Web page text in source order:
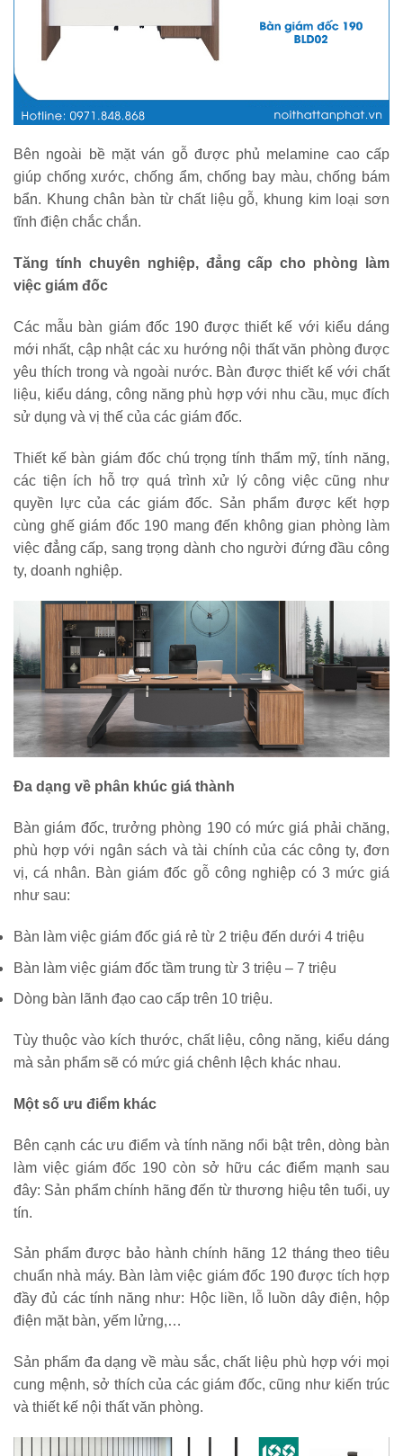
Bên ngoài bề mặt ván gỗ được phủ melamine cao cấp
giúp chống xước, chống ẩm, chống bay màu, chống bám
bẩn. Khung chân bàn từ chất liệu gỗ, khung kim loại sơn
tĩnh điện chắc chắn.
Tăng tính chuyên nghiệp, đẳng cấp cho phòng làm
việc giám đốc
Các mẫu bàn giám đốc 190 được thiết kế với kiểu dáng
mới nhất, cập nhật các xu hướng nội thất văn phòng được
yêu thích trong và ngoài nước. Bàn được thiết kế với chất
liệu, kiểu dáng, công năng phù hợp với nhu cầu, mục đích
sử dụng và vị thế của các giám đốc.
Thiết kế bàn giám đốc chú trọng tính thẩm mỹ, tính năng,
các tiện ích hỗ trợ quá trình xử lý công việc cũng như
quyền lực của các giám đốc. Sản phẩm được kết hợp
cùng ghế giám đốc 190 mang đến không gian phòng làm
việc đẳng cấp, sang trọng dành cho người đứng đầu công
ty, doanh nghiệp.
Đa dạng về phân khúc giá thành
Bàn giám đốc, trưởng phòng 190 có mức giá phải chăng,
phù hợp với ngân sách và tài chính của các công ty, đơn
vị, cá nhân. Bàn giám đốc gỗ công nghiệp có 3 mức giá
như sau:
Bàn làm việc giám đốc giá rẻ từ 2 triệu đến dưới 4 triệu
Bàn làm việc giám đốc tầm trung từ 3 triệu – 7 triệu
Dòng bàn lãnh đạo cao cấp trên 10 triệu.
Tùy thuộc vào kích thước, chất liệu, công năng, kiểu dáng
mà sản phẩm sẽ có mức giá chênh lệch khác nhau.
Một số ưu điểm khác
Bên cạnh các ưu điểm và tính năng nổi bật trên, dòng bàn
làm việc giám đốc 190 còn sở hữu các điểm mạnh sau
đây: Sản phẩm chính hãng đến từ thương hiệu tên tuổi, uy
tín.
Sản phẩm được bảo hành chính hãng 12 tháng theo tiêu
chuẩn nhà máy. Bàn làm việc giám đốc 190 được tích hợp
đầy đủ các tính năng như: Hộc liền, lỗ luồn dây điện, hộp
điện mặt bàn, yếm lửng,…
Sản phẩm đa dạng về màu sắc, chất liệu phù hợp với mọi
cung mệnh, sở thích của các giám đốc, cũng như kiến trúc
và thiết kế nội thất văn phòng.